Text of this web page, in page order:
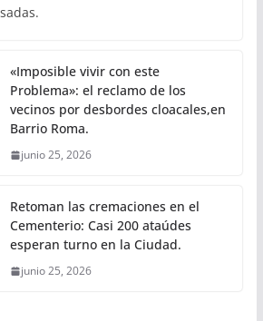
«Imposible vivir con este
Problema»: el reclamo de los
vecinos por desbordes cloacales,en
Barrio Roma.
junio 25, 2026
Retoman las cremaciones en el
Cementerio: Casi 200 ataúdes
esperan turno en la Ciudad.
junio 25, 2026